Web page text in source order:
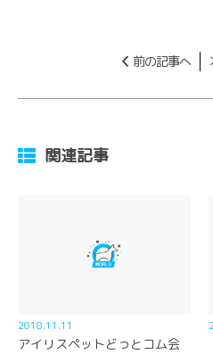
前の記事へ
関連記事
2018.11.11
アイリスペットどっとコム会